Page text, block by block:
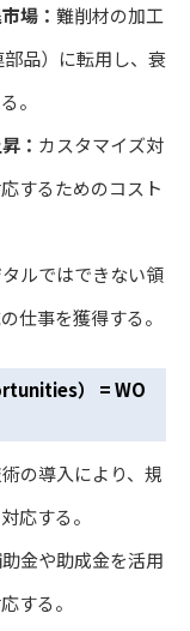
場： 難削材の加工
品）に転用し、衰
。
： カスタマイズ対
するためのコスト
ルではできない領
仕事を獲得する。
） = WO
の導入により、規
応する。
金や助成金を活用
する。